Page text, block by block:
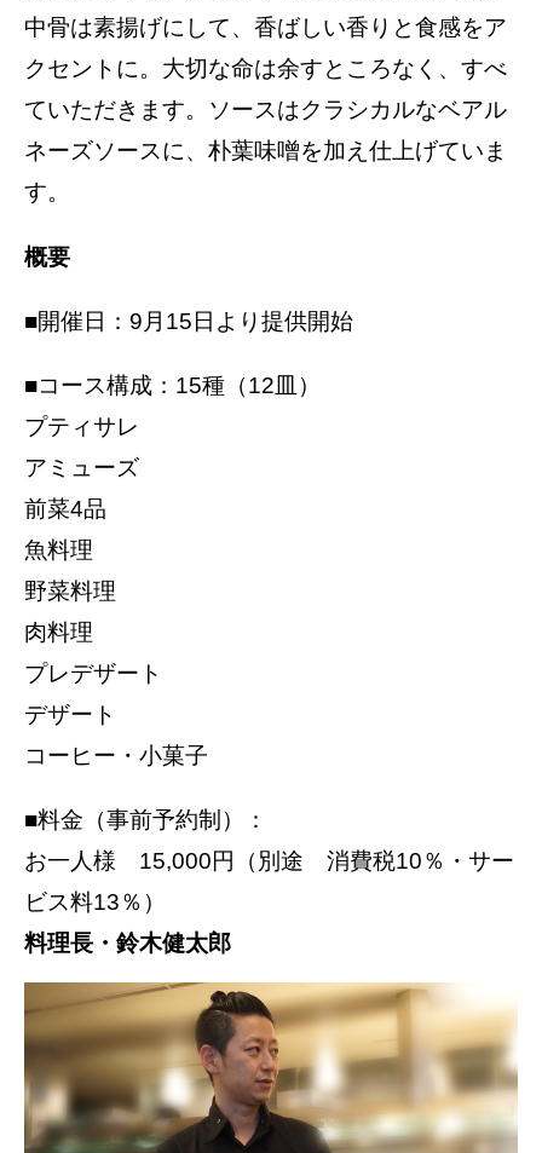
中骨は素揚げにして、香ばしい香りと食感をア
クセントに。大切な命は余すところなく、すべ
ていただきます。ソースはクラシカルなベアル
ネーズソースに、朴葉味噌を加え仕上げていま
す。
概要
■開催日：9月15日より提供開始
■コース構成：15種（12皿）
プティサレ
アミューズ
前菜4品
魚料理
野菜料理
肉料理
プレデザート
デザート
コーヒー・小菓子
■料金（事前予約制）：
お一人様 15,000円（別途 消費税10％・サー
ビス料13％）
料理長・鈴木健太郎